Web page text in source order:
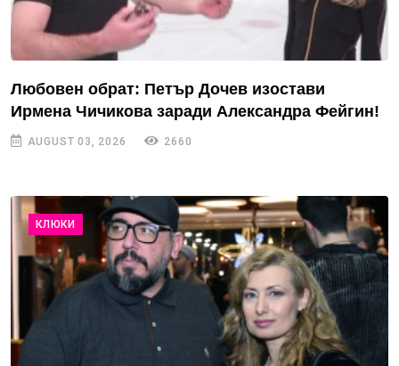
Любовен обрат: Петър Дочев изостави
Ирмена Чичикова заради Александра Фейгин!
AUGUST 03, 2026 2660
КЛЮКИ